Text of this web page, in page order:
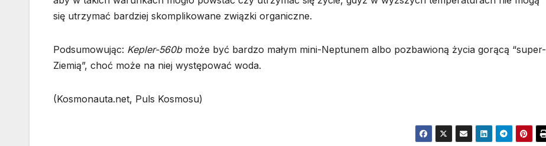
się utrzymać bardziej skomplikowane związki organiczne.
Podsumowując: Kepler-560bmoże być bardzo małym mini-Neptunem albo pozbawioną życia gorącą “super-
Ziemią”, choć może na niej występować woda.
(Kosmonauta.net, Puls Kosmosu)